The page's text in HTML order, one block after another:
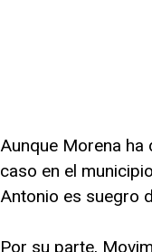
Aunque Morena
caso en el
Antonio es suegro
Por su parte,